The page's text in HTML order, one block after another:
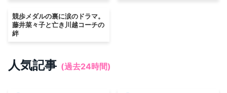
競歩メダルの裏に涙のドラマ。
藤井菜々子と亡き川越コーチの
絆
人気記事 (過去24時間)